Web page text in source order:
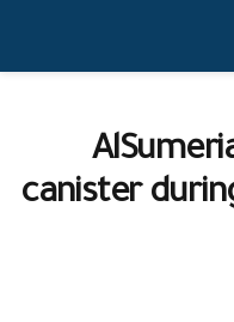
canister